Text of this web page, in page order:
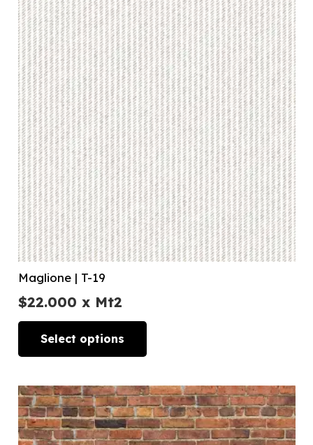
Maglione | T-19
$22.000 x Mt2
Select options